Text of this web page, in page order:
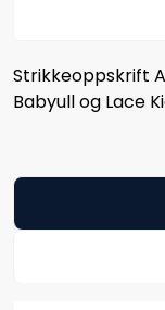
Strikkeoppskrift
Babyull og Lace